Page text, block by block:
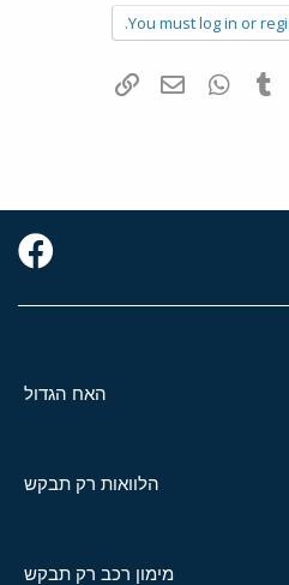
You must log in or
Pinterest
Tumblr
WhatsAppדואר אלקטרוני
האח הגדול
הלוואות רק תבקש
מימון רכב רק תבקש